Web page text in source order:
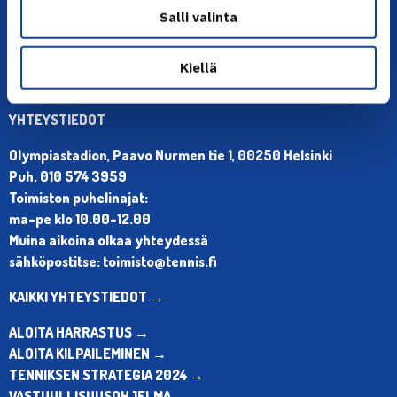
Salli valinta
Kiellä
YHTEYSTIEDOT
Olympiastadion, Paavo Nurmen tie 1, 00250 Helsinki
Puh. 010 574 3959
Toimiston puhelinajat:
ma-pe klo 10.00-12.00
Muina aikoina olkaa yhteydessä
sähköpostitse: toimisto@tennis.fi
KAIKKI YHTEYSTIEDOT →
ALOITA HARRASTUS →
ALOITA KILPAILEMINEN →
TENNIKSEN STRATEGIA 2024 →